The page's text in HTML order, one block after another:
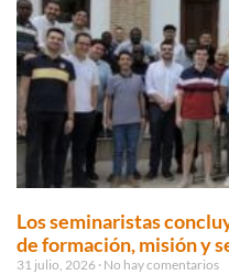
Los seminaristas
de formación, misión y
31 julio, 2026 No hay comentarios